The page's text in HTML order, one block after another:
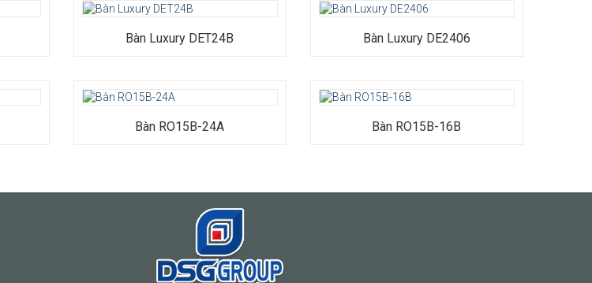
Bàn Luxury DET24B Bàn Luxury DE2406
Bàn RO15B-24A Bàn RO15B-16B